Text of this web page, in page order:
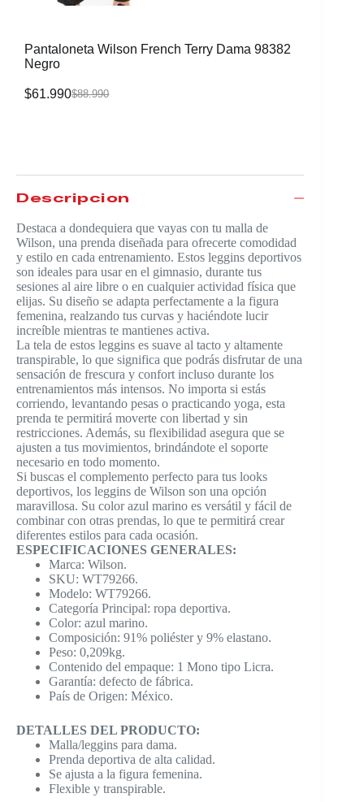
Pantaloneta Wilson French Terry Dama 98382
Negro
$88.990
$61.990
Descripción
Destaca a dondequiera que vayas con tu malla de
Wilson, una prenda diseñada para ofrecerte comodidad
y estilo en cada entrenamiento. Estos leggins deportivos
son ideales para usar en el gimnasio, durante tus
sesiones al aire libre o en cualquier actividad física que
elijas. Su diseño se adapta perfectamente a la figura
femenina, realzando tus curvas y haciéndote lucir
increíble mientras te mantienes activa.
La tela de estos leggins es suave al tacto y altamente
transpirable, lo que significa que podrás disfrutar de una
sensación de frescura y confort incluso durante los
entrenamientos más intensos. No importa si estás
corriendo, levantando pesas o practicando yoga, esta
prenda te permitirá moverte con libertad y sin
restricciones. Además, su flexibilidad asegura que se
ajusten a tus movimientos, brindándote el soporte
necesario en todo momento.
Si buscas el complemento perfecto para tus looks
deportivos, los leggins de Wilson son una opción
maravillosa. Su color azul marino es versátil y fácil de
combinar con otras prendas, lo que te permitirá crear
diferentes estilos para cada ocasión.
ESPECIFICACIONES GENERALES:
Marca: Wilson.
SKU: WT79266.
Modelo: WT79266.
Categoría Principal: ropa deportiva.
Color: azul marino.
Composición: 91% poliéster y 9% elastano.
Peso: 0,209kg.
Contenido del empaque: 1 Mono tipo Licra.
Garantía: defecto de fábrica.
País de Origen: México.
DETALLES DEL PRODUCTO:
Malla/leggins para dama.
Prenda deportiva de alta calidad.
Se ajusta a la figura femenina.
Flexible y transpirable.